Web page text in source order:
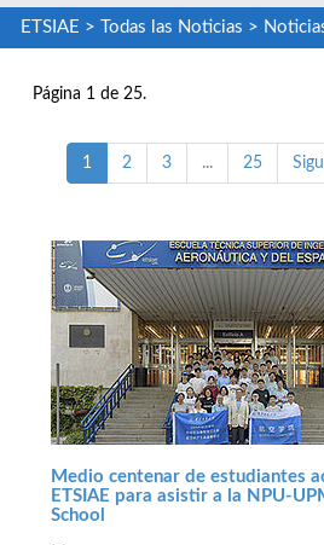
ETSIAE > Todas las Noticias >
Página 1 de 25.
1 2 3 ... 25
Medio centenar de estudiantes
ETSIAE para asistir a la NPU-
School